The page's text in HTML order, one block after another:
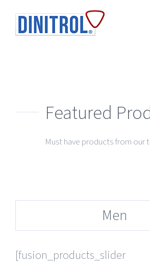
Featured
Must have products from our
Men
[fusion_products_slider